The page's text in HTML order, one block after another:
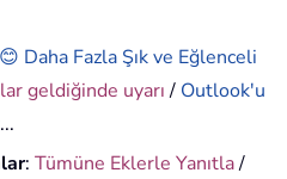
😊 Daha Fazla Şık ve Eğlenceli
geldiğinde uyarı/ Outlook'u
...
:Tümüne Eklerle Yanıtla/